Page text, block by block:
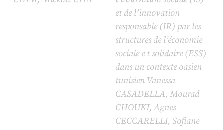
et de l’innovation
responsable (IR) par les
structures de l’économie
sociale e t solidaire (ESS)
dans un contexte oasien
tunisien Vanessa
CASADELLA, Mourad
CHOUKI, Agnes
CECCARELLI, Sofiane